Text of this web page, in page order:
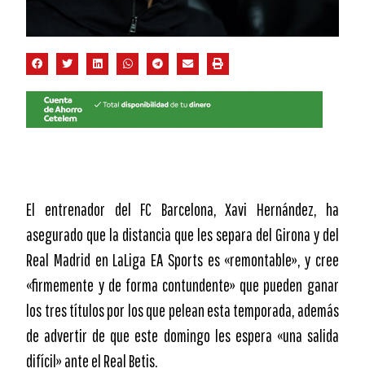
El entrenador del FC Barcelona, Xavi Hernández, ha
asegurado que la distancia que les separa del Girona y del
Real Madrid en LaLiga EA Sports es «remontable», y cree
«firmemente y de forma contundente» que pueden ganar
los tres títulos por los que pelean esta temporada, además
de advertir de que este domingo les espera «una salida
difícil» ante el Real Betis.